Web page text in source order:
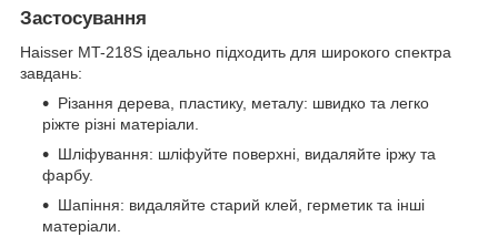
Застосування
Haisser MT-218S ідеально підходить для широкого спектра
завдань:
Різання дерева, пластику, металу: швидко та легко
ріжте різні матеріали.
Шліфування: шліфуйте поверхні, видаляйте іржу та
фарбу.
Шапіння: видаляйте старий клей, герметик та інші
матеріали.